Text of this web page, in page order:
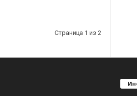
Страница 1 из 2